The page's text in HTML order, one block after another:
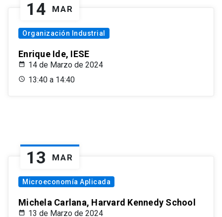
14 MAR
Organización Industrial
Enrique Ide, IESE
14 de Marzo de 2024
13:40 a 14:40
13 MAR
Microeconomía Aplicada
Michela Carlana, Harvard Kennedy School
13 de Marzo de 2024